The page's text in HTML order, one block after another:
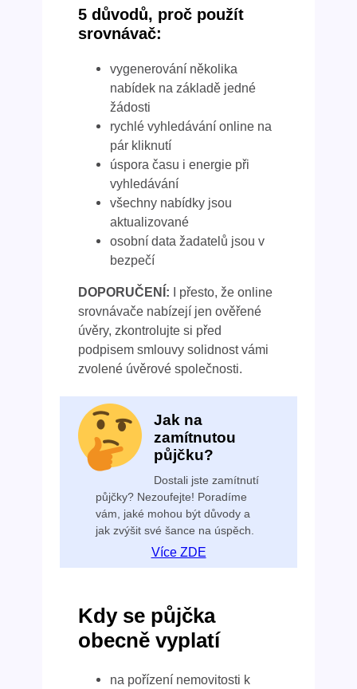
5 důvodů, proč použít
srovnávač:
vygenerování několika
nabídek na základě jedné
žádosti
rychlé vyhledávání online na
pár kliknutí
úspora času i energie při
vyhledávání
všechny nabídky jsou
aktualizované
osobní data žadatelů jsou v
bezpečí
DOPORUČENÍ:
I přesto, že online
srovnávače nabízejí jen ověřené
úvěry, zkontrolujte si před
podpisem smlouvy solidnost vámi
zvolené úvěrové společnosti.
Jak na
zamítnutou
půjčku?
Dostali jste zamítnutí
půjčky? Nezoufejte! Poradíme
vám, jaké mohou být důvody a
jak zvýšit své šance na úspěch.
Více ZDE
Kdy se půjčka
obecně vyplatí
na pořízení nemovitosti k